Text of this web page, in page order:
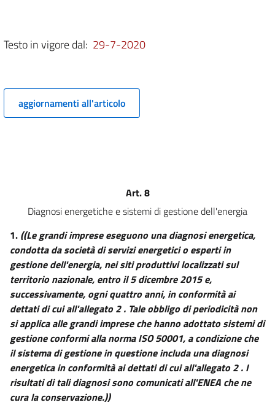
9
11
14
16
Titolo V
DISPOSIZIONI FINALI
17
18
19
20
Allegati
Testo in vigore dal: 29-7-2020
aggiornamenti all'articolo
Art. 8
Diagnosi energetiche e sistemi di gestione dell'energia
1. ((Le grandi imprese eseguono una diagnosi energetica,
condotta da società di servizi energetici o esperti in
gestione dell'energia, nei siti produttivi localizzati sul
territorio nazionale, entro il 5 dicembre 2015 e,
successivamente, ogni quattro anni, in conformità ai
dettati di cui all'allegato 2 . Tale obbligo di periodicità non
si applica alle grandi imprese che hanno adottato sistemi di
gestione conformi alla norma ISO 50001, a condizione che
il sistema di gestione in questione includa una diagnosi
energetica in conformità ai dettati di cui all'allegato 2 . I
risultati di tali diagnosi sono comunicati all'ENEA che ne
cura la conservazione.))